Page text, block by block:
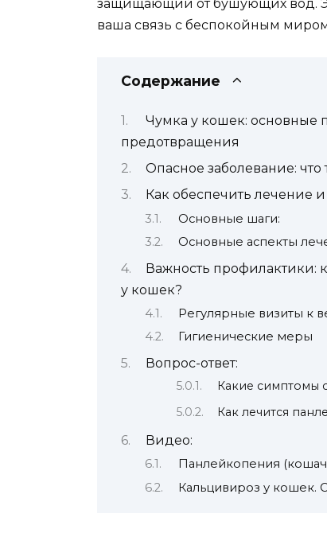
защищающий от бушующих вод.
ваша связь с беспокойным
Содержание
Чумка у кошек: основные
предотвращения
Опасное заболевание: что
Как обеспечить лечение
Основные шаги:
Основные аспекты
Важность профилактики:
у кошек?
Регулярные визиты к
Гигиенические меры
Вопрос-ответ:
Какие симптомы
Как лечится
Видео:
Панлейкопения
Кальцивироз у кошек.